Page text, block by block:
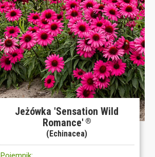
Jeżówka 'Sensation Wild
Romance' ®
(Echinacea)